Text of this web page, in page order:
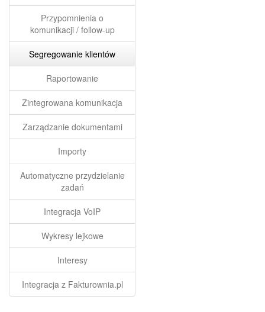
Przypomnienia o
komunikacji / follow-up
Segregowanie klientów
Raportowanie
Zintegrowana komunikacja
Zarządzanie dokumentami
Importy
Automatyczne przydzielanie
zadań
Integracja VoIP
Wykresy lejkowe
Interesy
Integracja z Fakturownia.pl